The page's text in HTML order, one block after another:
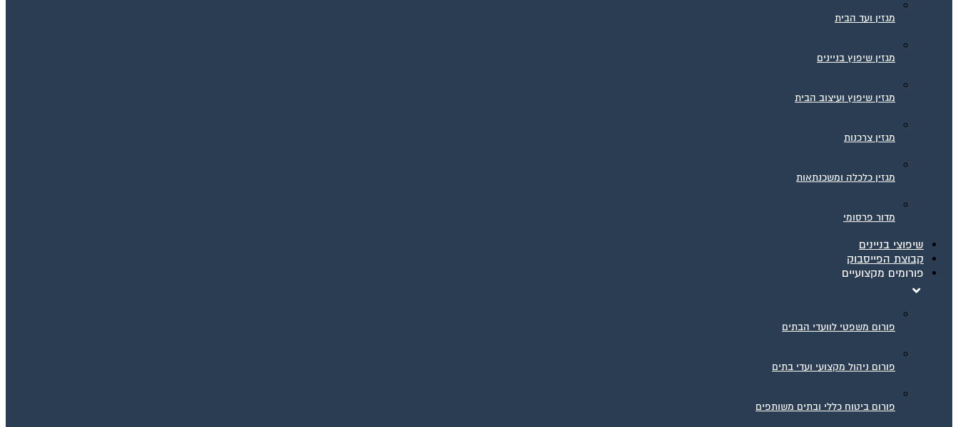
מגזין ועד הבית
מגזין שיפוץ בניינים
מגזין שיפוץ ועיצוב הבית
מגזין צרכנות
מגזין כלכלה ומשכנתאות
מדור פרסומי
שיפוצי בניינים
קבוצת הפייסבוק
פורומים מקצועיים
פורום משפטי לוועדי הבתים
פורום ניהול מקצועי ועדי בתים
פורום ביטוח כללי ובתים משותפים